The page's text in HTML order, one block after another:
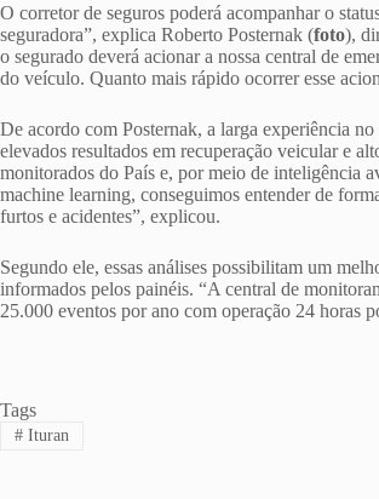
O corretor de seguros poderá acompanhar o
seguradora”, explica Roberto Posternak (foto),
o segurado deverá acionar a nossa central de
do veículo. Quanto mais rápido ocorrer esse
De acordo com Posternak, a larga experiência
elevados resultados em recuperação veicular e
monitorados do País e, por meio de inteligência
machine learning, conseguimos entender de
furtos e acidentes”, explicou.
Segundo ele, essas análises possibilitam um
informados pelos painéis. “A central de
25.000 eventos por ano com operação 24 horas
Tags
#Ituran